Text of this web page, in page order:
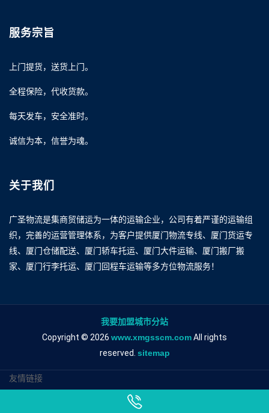
服务宗旨
上门提货，送货上门。
全程保险，代收货款。
每天发车，安全准时。
诚信为本，信誉为魂。
关于我们
广圣物流是集商贸储运为一体的运输企业，公司有着严谨的运输组
织，完善的运营管理体系，为客户提供厦门物流专线、厦门货运专
线、厦门仓储配送、厦门轿车托运、厦门大件运输、厦门搬厂搬
家、厦门行李托运、厦门回程车运输等多方位物流服务！
我要加盟城市分站
Copyright © 2026 www.xmgsscm.comAll rights
reserved. sitemap
友情链接
厦门到昆明物流公司